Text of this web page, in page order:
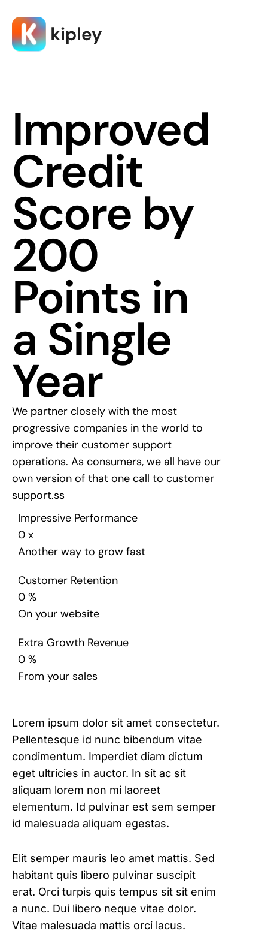
Improved
Credit
Score by
200
Points in
a Single
Year
We partner closely with the most
progressive companies in the world to
improve their customer support
operations. As consumers, we all have our
own version of that one call to customer
support.ss
Impressive Performance
0 x
Another way to grow fast
Customer Retention
0 %
On your website
Extra Growth Revenue
0 %
From your sales
Lorem ipsum dolor sit amet consectetur.
Pellentesque id nunc bibendum vitae
condimentum. Imperdiet diam dictum
eget ultricies in auctor. In sit ac sit
aliquam lorem non mi laoreet
elementum. Id pulvinar est sem semper
id malesuada aliquam egestas.
Elit semper mauris leo amet mattis. Sed
habitant quis libero pulvinar suscipit
erat. Orci turpis quis tempus sit sit enim
a nunc. Dui libero neque vitae dolor.
Vitae malesuada mattis orci lacus.